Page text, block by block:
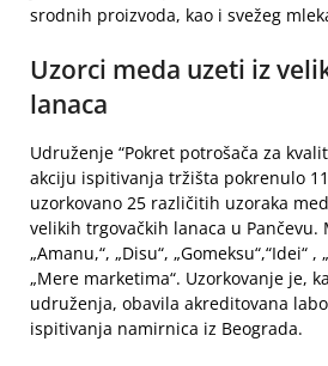
srodnih proizvoda, kao i svežeg
Uzorci meda uzeti iz
lanaca
Udruženje “Pokret potrošača za
akciju ispitivanja tržišta pokrenulo
uzorkovano 25 različitih uzoraka
velikih trgovačkih lanaca u Pančevu.
„Amanu,“, „Disu“, „Gomeksu“,“Idei“ ,
„Mere marketima“. Uzorkovanje je,
udruženja, obavila akreditovana
ispitivanja namirnica iz Beograda.